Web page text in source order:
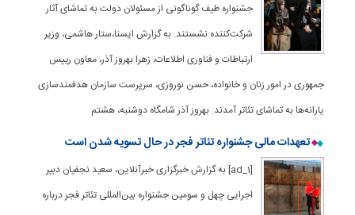
جشنواره طیف گوناگونی از مسئولان دولت به تماشای آثار
شرکت‌کننده نشستند. به گزارش ایسنا،ستار هاشمی، وزیر
ارتباطات و فناوری اطلاعات، زهرا بهروز آذر، معاون رییس
جمهوری در امور زنان و خانواده، حسن نوروزی، سرپرست سازمان هدفمندسازی
یارانه‌ها به تماشای تئاتر آمدند. بهروز آذر شامگاه دوشنبه، هشتم
تعهدات مالی جشنواره تئاتر فجر در حال تسویه شدن است
[ad_1] به گزارش خبرگزاری خبرآنلاین، سعید نجفیان دبیر
اجرایی چهل و سومین جشنواره بین‌المللی تئاتر فجر درباره